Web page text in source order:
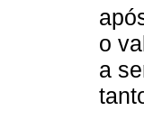
o
a